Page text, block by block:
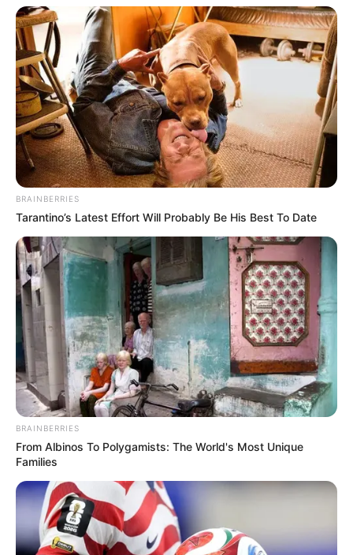
BRAINBERRIES
Tarantino’s Latest Effort Will Probably Be His Best To Date
BRAINBERRIES
From Albinos To Polygamists: The World's Most Unique
Families